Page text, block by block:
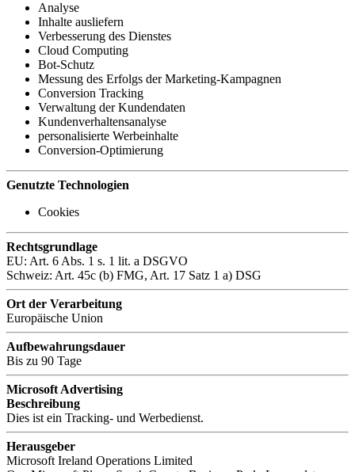
Analyse
Inhalte ausliefern
Verbesserung des Dienstes
Cloud Computing
Bot-Schutz
Messung des Erfolgs der Marketing-Kampagnen
Conversion Tracking
Verwaltung der Kundendaten
Kundenverhaltensanalyse
personalisierte Werbeinhalte
Conversion-Optimierung
Genutzte Technologien
Cookies
Rechtsgrundlage
EU: Art. 6 Abs. 1 s. 1 lit. a DSGVO
Schweiz: Art. 45c (b) FMG, Art. 17 Satz 1 a) DSG
Ort der Verarbeitung
Europäische Union
Aufbewahrungsdauer
Bis zu 90 Tage
Microsoft Advertising
Beschreibung
Dies ist ein Tracking- und Werbedienst.
Herausgeber
Microsoft Ireland Operations Limited